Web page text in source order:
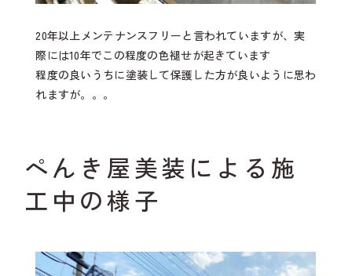
20年以上メンテナンスフリーと言われていますが、実
際には10年でこの程度の色褪せが起きています
程度の良いうちに塗装して保護した方が良いように思わ
れますが。。。
ぺんき屋美装による施
工中の様子